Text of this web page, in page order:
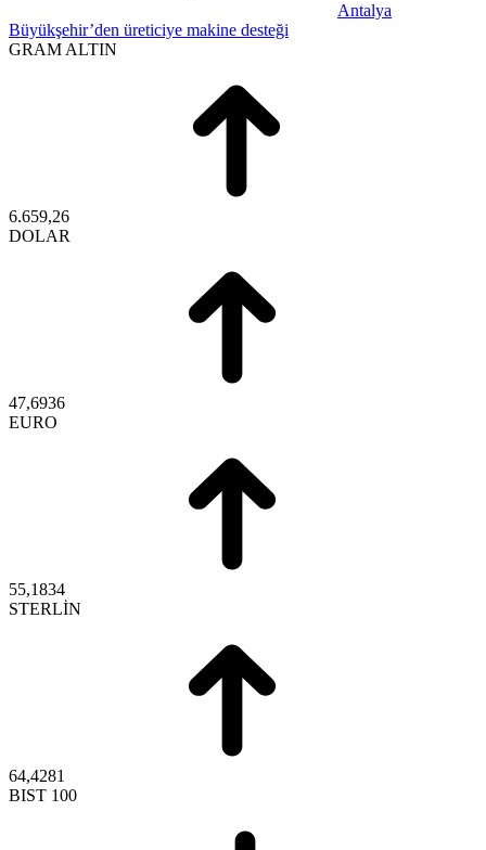
Antalya
Büyükşehir’den üreticiye makine desteği
GRAM ALTIN
6.659,26
DOLAR
47,6936
EURO
55,1834
STERLİN
64,4281
BIST 100